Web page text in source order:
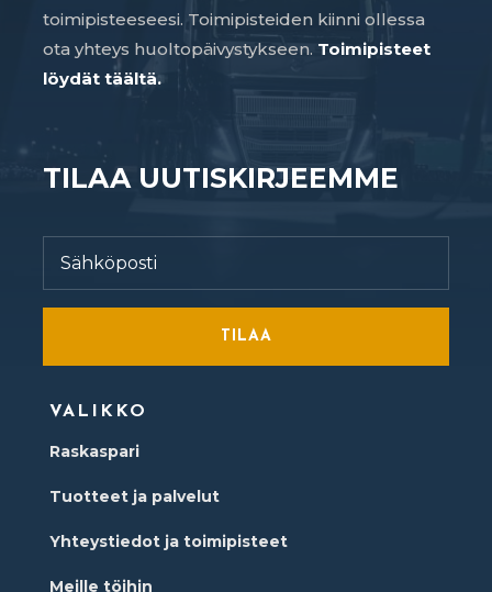
toimipisteeseesi. Toimipisteiden kiinni ollessa
ota yhteys huoltopäivystykseen. Toimipisteet
löydät täältä.
TILAA UUTISKIRJEEMME
TILAA
VALIKKO
Raskaspari
Tuotteet ja palvelut
Yhteystiedot ja toimipisteet
Meille töihin